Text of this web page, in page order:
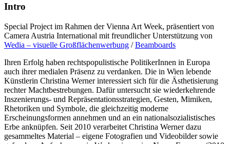
Intro
Special Project im Rahmen der Vienna Art Week, präsentiert von
Camera Austria International mit freundlicher Unterstützung von
Wedia – visuelle Großflächenwerbung /Beamboards
Ihren Erfolg haben rechtspopulistische PolitikerInnen in Europa
auch ihrer medialen Präsenz zu verdanken. Die in Wien lebende
Künstlerin Christina Werner interessiert sich für die Ästhetisierung
rechter Machtbestrebungen. Dafür untersucht sie wiederkehrende
Inszenierungs- und Repräsentationsstrategien, Gesten, Mimiken,
Rhetoriken und Symbole, die gleichzeitig moderne
Erscheinungsformen annehmen und an ein nationalsozialistisches
Erbe anknüpfen. Seit 2010 verarbeitet Christina Werner dazu
gesammeltes Material – eigene Fotografien und Videobilder sowie